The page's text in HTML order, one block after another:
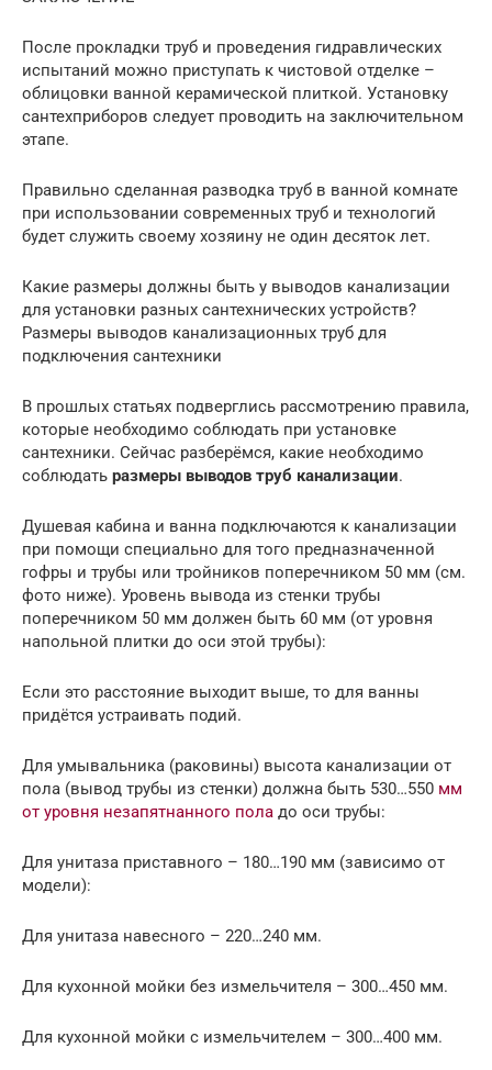
После прокладки труб и проведения гидравлических
испытаний можно приступать к чистовой отделке –
облицовки ванной керамической плиткой. Установку
сантехприборов следует проводить на заключительном
этапе.
Правильно сделанная разводка труб в ванной комнате
при использовании современных труб и технологий
будет служить своему хозяину не один десяток лет.
Какие размеры должны быть у выводов канализации
для установки разных сантехнических устройств?
Размеры выводов канализационных труб для
подключения сантехники
В прошлых статьях подверглись рассмотрению правила,
которые необходимо соблюдать при установке
сантехники. Сейчас разберёмся, какие необходимо
соблюдать размеры выводов труб канализации.
Душевая кабина и ванна подключаются к канализации
при помощи специально для того предназначенной
гофры и трубы или тройников поперечником 50 мм (см.
фото ниже). Уровень вывода из стенки трубы
поперечником 50 мм должен быть 60 мм (от уровня
напольной плитки до оси этой трубы):
Если это расстояние выходит выше, то для ванны
придётся устраивать подий.
Для умывальника (раковины) высота канализации от
пола (вывод трубы из стенки) должна быть 530…550 мм
от уровня незапятнанного пола до оси трубы:
Для унитаза приставного – 180…190 мм (зависимо от
модели):
Для унитаза навесного – 220…240 мм.
Для кухонной мойки без измельчителя – 300…450 мм.
Для кухонной мойки с измельчителем – 300…400 мм.